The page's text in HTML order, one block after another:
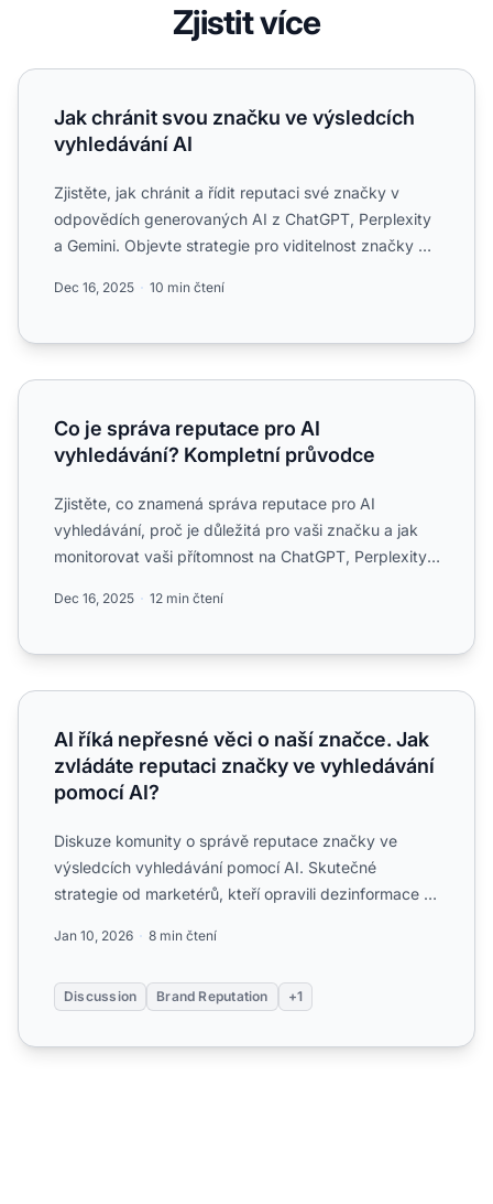
Zjistit více
Jak chránit svou značku ve výsledcích vyhledávání AI
Jak chránit svou značku ve výsledcích
vyhledávání AI
Zjistěte, jak chránit a řídit reputaci své značky v
odpovědích generovaných AI z ChatGPT, Perplexity
a Gemini. Objevte strategie pro viditelnost značky a
Dec 16, 2025 10 min čtení
Co je správa reputace pro AI vyhledávání? Kompletní
Co je správa reputace pro AI
vyhledávání? Kompletní průvodce
Zjistěte, co znamená správa reputace pro AI
vyhledávání, proč je důležitá pro vaši značku a jak
monitorovat vaši přítomnost na ChatGPT, Perplexity,
Dec 16, 2025 12 min čtení
AI říká nepřesné věci o naší značce. Jak zvládáte
AI říká nepřesné věci o naší značce. Jak
zvládáte reputaci značky ve vyhledávání
pomocí AI?
Diskuze komunity o správě reputace značky ve
výsledcích vyhledávání pomocí AI. Skutečné
strategie od marketérů, kteří opravili dezinformace a
Jan 10, 2026 8 min čtení
Discussion Brand Reputation +1